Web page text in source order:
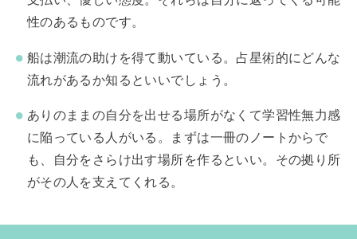
性のあるものです。
船は潮流の助けを得て動いている。占星術的にどんな
流れがあるか知るといいでしょう。
ありのままの自分を出せる場所がなくて学習性無力感
に陥っている人がいる。まずは一冊のノートからで
も、自分をさらけ出す場所を作るといい。その拠り所
がその人を支えてくれる。